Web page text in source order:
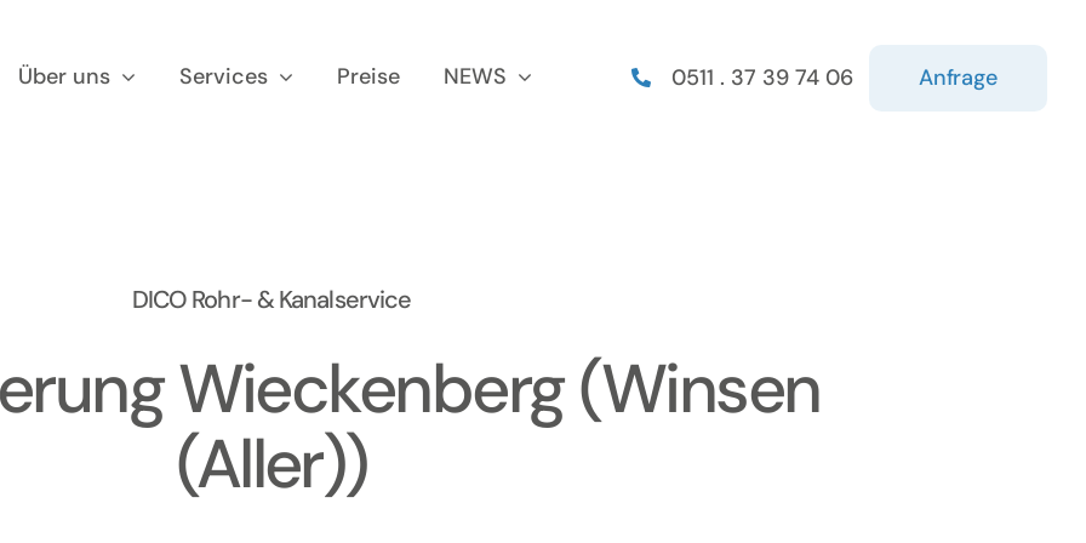
Über uns Services Preise NEWS 0511 . 37 39 74 06 Anfrage
DICO Rohr- & Kanalservice
Wieckenberg (Winsen
(Aller))